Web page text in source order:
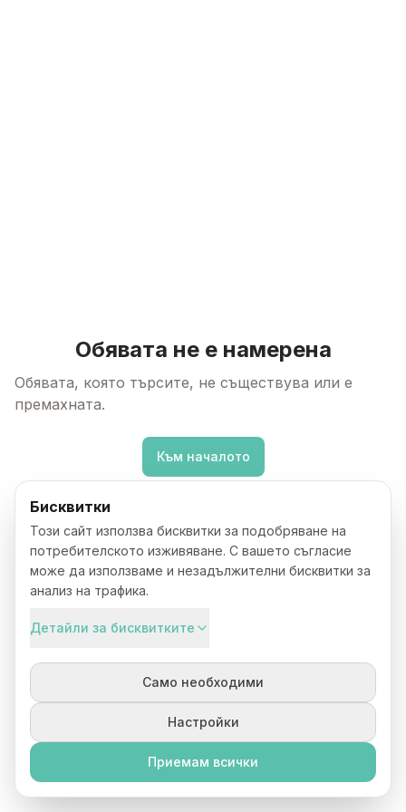
Обявата не е намерена
Обявата, която търсите, не съществува или е
премахната.
Към началото
Бисквитки
Този сайт използва бисквитки за подобряване на
потребителското изживяване. С вашето съгласие
може да използваме и незадължителни бисквитки за
анализ на трафика.
Детайли за бисквитките
Само необходими
Настройки
Приемам всички